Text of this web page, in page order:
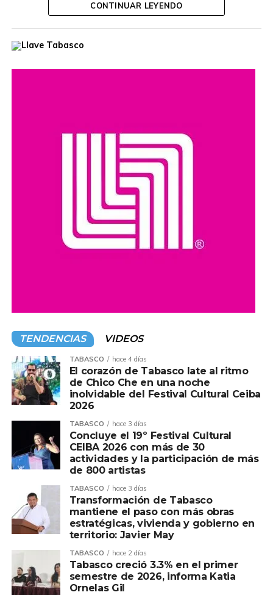
Durante la jornada, la funcionaria escuchó las inquietudes
de las y los ciudadanos, ofreció orientación personalizada
autoridades y la población, además de reafirmar el
compromiso de impulsar acciones y programas que
promuevan el acceso a la cultura y el desarrollo de las
comunidades en todo el estado.
CONTINUAR LEYENDO
TENDENCIAS VIDEOS
TABASCO hace 4 días
El corazón de Tabasco late al ritmo
de Chico Che en una noche
inolvidable del Festival Cultural Ceiba
2026
TABASCO hace 3 días
Concluye el 19º Festival Cultural
CEIBA 2026 con más de 30
actividades y la participación de más
de 800 artistas
TABASCO hace 3 días
Transformación de Tabasco
mantiene el paso con más obras
estratégicas, vivienda y gobierno en
territorio: Javier May
TABASCO hace 2 días
Tabasco creció 3.3% en el primer
semestre de 2026, informa Katia
Ornelas Gil